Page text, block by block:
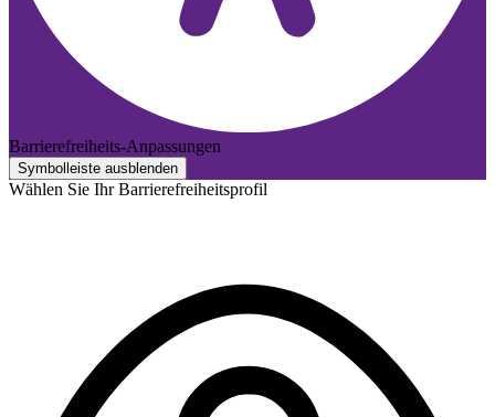
Barrierefreiheits-Anpassungen
Symbolleiste ausblenden
Wählen Sie Ihr Barrierefreiheitsprofil